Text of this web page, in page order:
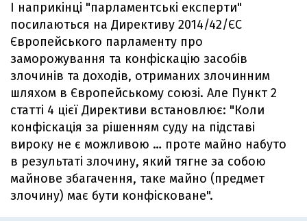
І наприкінці "парламентські експерти"
посилаються на Директиву 2014/42/ЄС
Європейського парламенту про
заморожування та конфіскацію засобів
злочинів та доходів, отриманих злочинним
шляхом в Європейському союзі. Але Пункт 2
статті 4 цієї Директиви встановлює: "Коли
конфіскація за рішенням суду на підставі
вироку не є можливою … проте майно набуто
в результаті злочину, який тягне за собою
майнове збагачення, таке майно (предмет
злочину) має бути конфісковане".